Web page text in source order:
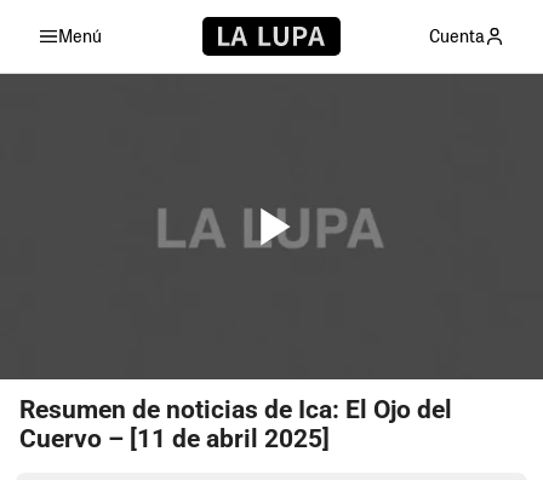
Menú Cuenta
Resumen de noticias de Ica: El Ojo del
Cuervo – [11 de abril 2025]